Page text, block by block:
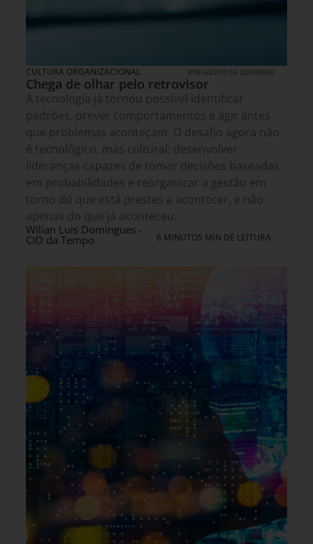
CULTURA ORGANIZACIONAL 8 DE AGOSTO DE 2026 08H00
Chega de olhar pelo retrovisor
A tecnologia já tornou possível identificar
padrões, prever comportamentos e agir antes
que problemas aconteçam. O desafio agora não
é tecnológico, mas cultural: desenvolver
lideranças capazes de tomar decisões baseadas
em probabilidades e reorganizar a gestão em
torno do que está prestes a acontecer, e não
apenas do que já aconteceu.
Wilian Luis Domingues -
CIO da Tempo 6 MINUTOS MIN DE LEITURA